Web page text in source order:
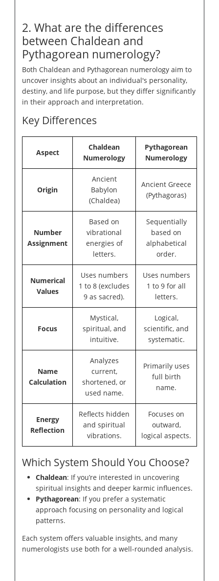
2. What are the differences
between Chaldean and
Pythagorean numerology?
Both Chaldean and Pythagorean numerology aim to
uncover insights about an individual's personality,
destiny, and life purpose, but they differ significantly
in their approach and interpretation.
Key Differences
Aspect
Chaldean
Numerology
Pythagorean
Numerology
Origin
Ancient
Babylon
(Chaldea)
Ancient Greece
(Pythagoras)
Number
Assignment
Based on
vibrational
energies of
letters.
Sequentially
based on
alphabetical
order.
Numerical
Values
Uses numbers
1 to 8 (excludes
9 as sacred).
Uses numbers
1 to 9 for all
letters.
Focus
Mystical,
spiritual, and
intuitive.
Logical,
scientific, and
systematic.
Name
Calculation
Analyzes
current,
shortened, or
used name.
Primarily uses
full birth
name.
Energy
Reflection
Reflects hidden
and spiritual
vibrations.
Focuses on
outward,
logical aspects.
Which System Should You Choose?
Chaldean: If you’re interested in uncovering
spiritual insights and deeper karmic influences.
Pythagorean: If you prefer a systematic
approach focusing on personality and logical
patterns.
Each system offers valuable insights, and many
numerologists use both for a well-rounded analysis.